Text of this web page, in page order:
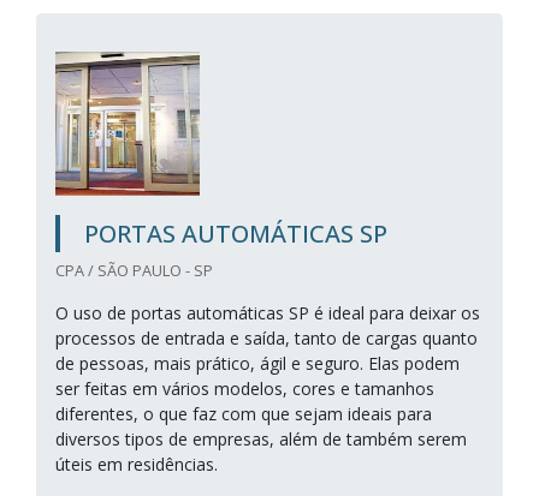
PORTAS AUTOMÁTICAS SP
CPA / SÃO PAULO - SP
O uso de portas automáticas SP é ideal para deixar os
processos de entrada e saída, tanto de cargas quanto
de pessoas, mais prático, ágil e seguro. Elas podem
ser feitas em vários modelos, cores e tamanhos
diferentes, o que faz com que sejam ideais para
diversos tipos de empresas, além de também serem
úteis em residências.